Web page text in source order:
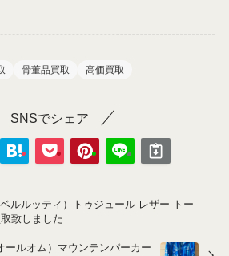
骨董品買取 高価買取
SNSでシェア
ルルッティ）トゥジュール レザー トー
致しました
ールオム）マウンテンパーカー